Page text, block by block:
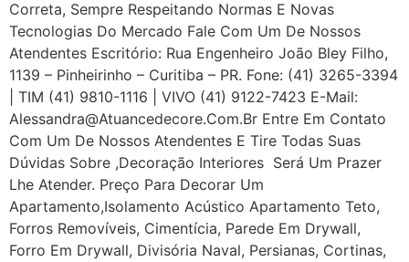
Correta, Sempre Respeitando Normas E Novas
Tecnologias Do Mercado Fale Com Um De Nossos
Atendentes Escritório: Rua Engenheiro João Bley Filho,
1139 – Pinheirinho – Curitiba – PR. Fone: (41) 3265-3394
| TIM (41) 9810-1116 | VIVO (41) 9122-7423 E-Mail:
Alessandra@atuancedecore.com.br Entre Em Contato
Com Um De Nossos Atendentes E Tire Todas Suas
Dúvidas Sobre ,Decoração Interiores Será Um Prazer
Lhe Atender. Preço Para Decorar Um
Apartamento,Isolamento Acústico Apartamento Teto,
Forros Removíveis, Cimentícia, Parede Em Drywall,
Forro Em Drywall, Divisória Naval, Persianas, Cortinas,